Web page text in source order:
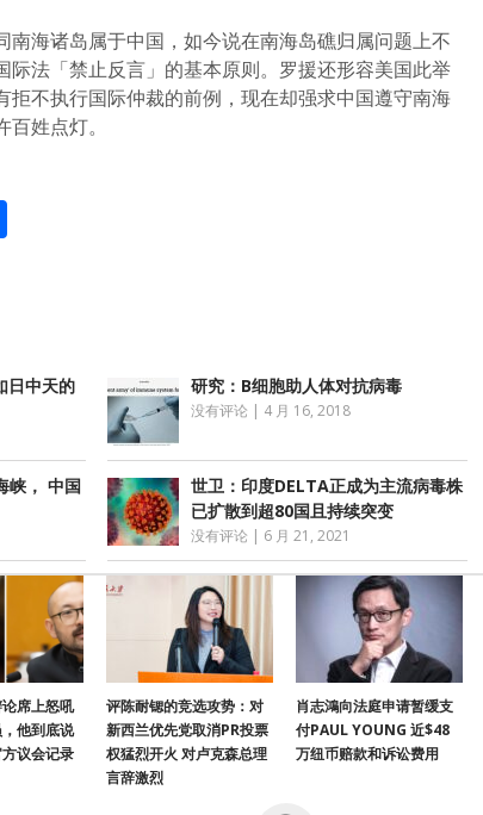
南海诸岛属于中国，如今说在南海岛礁归属问题上不
际法「禁止反言」的基本原则。罗援还形容美国此举
拒不执行国际仲裁的前例，现在却强求中国遵守南海
姓点灯。
日中天的
研究：B细胞助人体对抗病毒
没有评论 | 4 月 16, 2018
峡， 中国
世卫：印度DELTA正成为主流病毒株
已扩散到超80国且持续突变
没有评论 | 6 月 21, 2021
席上怒吼
他到底说
议会记录
评陈耐锶的竞选攻势：对
新西兰优先党取消PR投票
权猛烈开火 对卢克森总理
言辞激烈
肖志鴻向法庭申请暂缓支
付PAUL YOUNG 近$48
万纽币赔款和诉讼费用